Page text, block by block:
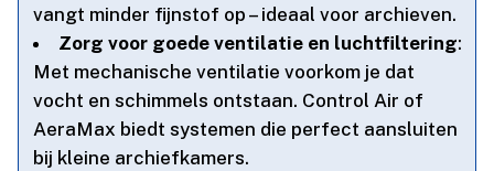
vangt minder fijnstof op – ideaal voor archieven.​
Zorg voor goede ventilatie en luchtfiltering:
Met mechanische ventilatie voorkom je dat
vocht en schimmels ontstaan.​ Control Air of
AeraMax biedt systemen die perfect aansluiten
bij kleine archiefkamers.​